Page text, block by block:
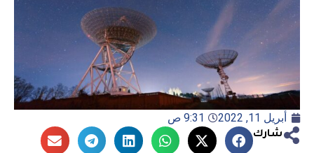
أبريل 11, 2022 9:31 ص
شارك